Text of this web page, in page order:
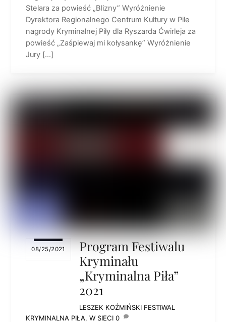
Stelara za powieść „Blizny” Wyróżnienie
Dyrektora Regionalnego Centrum Kultury w Pile
nagrody Kryminalnej Piły dla Ryszarda Ćwirleja za
powieść „Zaśpiewaj mi kołysankę” Wyróżnienie
Jury […]
08/25/2021
Program Festiwalu
Kryminału
„Kryminalna Piła”
2021
LESZEK KOŹMIŃSKI FESTIWAL
KRYMINALNA PIŁA, W SIECI 0